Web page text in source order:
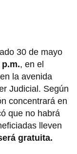
30 de mayo
, en el
la avenida
Judicial. Según
concentrará en
que no habrá
lleven
gratuita.